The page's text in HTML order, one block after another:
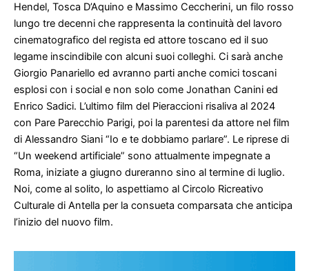
Hendel, Tosca D’Aquino e Massimo Ceccherini, un filo rosso
lungo tre decenni che rappresenta la continuità del lavoro
cinematografico del regista ed attore toscano ed il suo
legame inscindibile con alcuni suoi colleghi. Ci sarà anche
Giorgio Panariello ed avranno parti anche comici toscani
esplosi con i social e non solo come Jonathan Canini ed
Enrico Sadici. L’ultimo film del Pieraccioni risaliva al 2024
con Pare Parecchio Parigi, poi la parentesi da attore nel film
di Alessandro Siani “Io e te dobbiamo parlare”. Le riprese di
“Un weekend artificiale” sono attualmente impegnate a
Roma, iniziate a giugno dureranno sino al termine di luglio.
Noi, come al solito, lo aspettiamo al Circolo Ricreativo
Culturale di Antella per la consueta comparsata che anticipa
l’inizio del nuovo film.